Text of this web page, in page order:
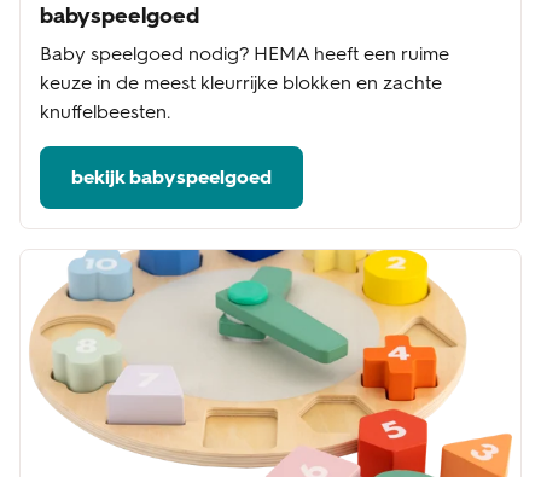
babyspeelgoed
Baby speelgoed nodig? HEMA heeft een ruime
keuze in de meest kleurrijke blokken en zachte
knuffelbeesten.
bekijk babyspeelgoed